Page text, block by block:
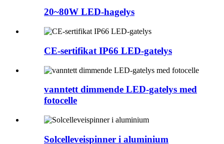
20~80W LED-hagelys
CE-sertifikat IP66 LED-gatelys
vanntett dimmende LED-gatelys med
fotocelle
Solcelleveispinner i aluminium